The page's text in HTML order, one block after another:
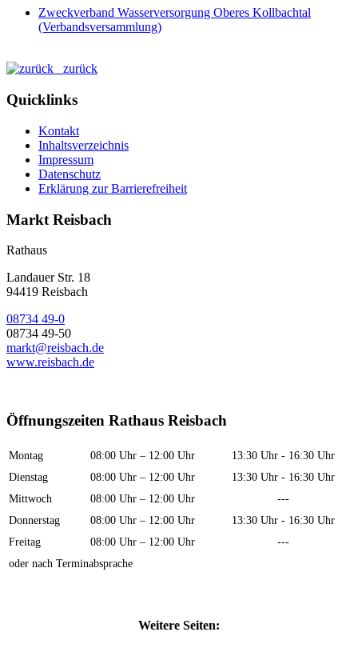
Zweckverband Wasserversorgung Oberes Kollbachtal
(Verbandsversammlung)
zurück
Quicklinks
Kontakt
Inhaltsverzeichnis
Impressum
Datenschutz
Erklärung zur Barrierefreiheit
Markt Reisbach
Rathaus
Landauer Str. 18
94419 Reisbach
08734 49-0
08734 49-50
markt@reisbach.de
www.reisbach.de
Öffnungszeiten Rathaus Reisbach
Montag 08:00 Uhr – 12:00 Uhr
13:30 Uhr - 16:30 Uhr
Dienstag
08:00 Uhr – 12:00 Uhr
13:30 Uhr - 16:30 Uhr
Mittwoch
08:00 Uhr – 12:00 Uhr
---
Donnerstag
08:00 Uhr – 12:00 Uhr
13:30 Uhr - 16:30 Uhr
Freitag
08:00 Uhr – 12:00 Uhr
---
oder nach Terminabsprache
Weitere Seiten: